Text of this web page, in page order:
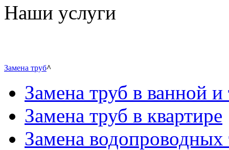
Наши услуги
Замена труб^
Замена труб в ванной и
Замена труб в квартире
Замена водопроводных